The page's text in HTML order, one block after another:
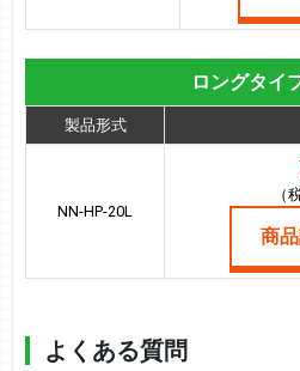
ロングタイ
製品形式
NN-HP-20L
（
商
よくある質問